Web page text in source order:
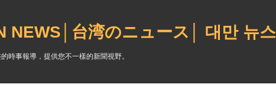
NEWS│台湾のニュース│ 대만 뉴
時事報導，提供您不一樣的新聞視野。